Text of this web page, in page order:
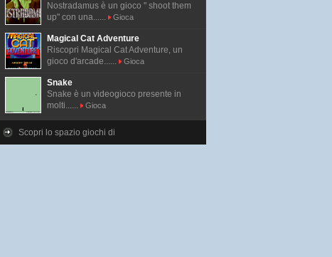
Nostradamus è un gioco " shoot them
up" con una......
Gioca
Magical Cat Adventure
Riscopri Magical Cat Adventure, un
gioco d'arcade......
Gioca
Snake
Snake è un videogioco presente in
molti......
Gioca
Scopri lo spazio giochi di